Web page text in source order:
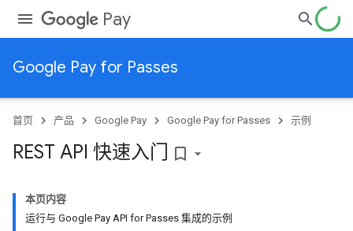
Pay
Google Pay for Passes
首页 产品 Google Pay Google Pay for Passes 示例
REST API 快速入门 bookmark_border
本页内容
运行与 Google Pay API for Passes 集成的示例